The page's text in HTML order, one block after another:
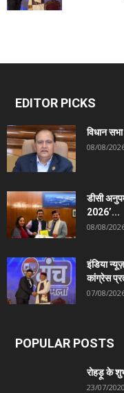
EDITOR PICKS
विधान
08/08/
डीसी
2026’...
08/08/
इंडिया
कांग्रेस
07/08/
POPULAR POSTS
रोहड़ू के
23/07/2020